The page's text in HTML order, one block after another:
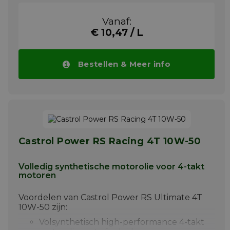
Het voordeel van de Castrol Trizone-
technology zorgt voor compromisloze
prestaties en bescherming. Castrol Power RS
4T 10W-40 ontworpen voor prestaties,
prestaties van uw 4-Takt motorfiets zijn
afhankelijk van de mogelijkheden de
allereerst demotor,
koppeling
Vanaf:
€ 10,47 / L
Bestellen & Meer info
Castrol Power RS Racing 4T 10W-50
Volledig synthetische motorolie voor 4-takt
motoren
Voordelen van Castrol Power RS Ultimate 4T
10W-50 zijn:
Volsynthetisch high-performance 4-takt